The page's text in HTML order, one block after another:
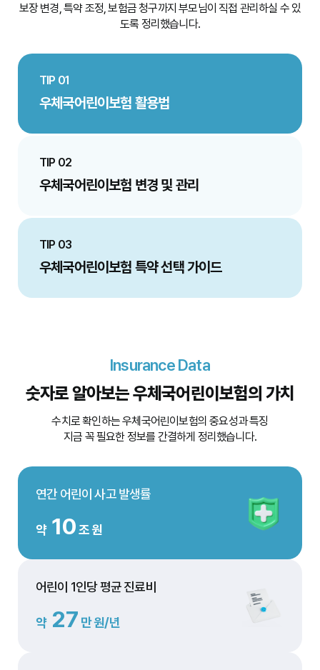
보장 변경, 특약 조정, 보험금 청구까지 부모님이 직접 관리하실 수 있
도록 정리했습니다.
TIP 01
우체국어린이보험 활용법
TIP 02
우체국어린이보험 변경 및 관리
TIP 03
우체국어린이보험 특약 선택 가이드
Insurance Data
숫자로 알아보는우체국어린이보험의 가치
수치로 확인하는 우체국어린이보험의 중요성과 특징
지금 꼭 필요한 정보를 간결하게 정리했습니다.
연간 어린이 사고 발생률
약 12조 원
어린이 1인당 평균 진료비
약 34 만 원/년